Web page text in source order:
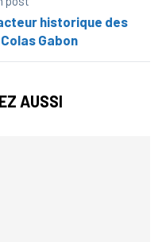
historique des
Gabon
AUSSI